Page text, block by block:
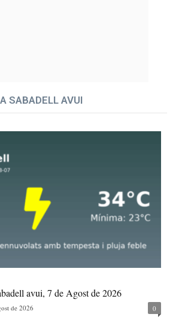
SABADELL AVUI
avui, 7 de Agost de 2026
de 2026 0